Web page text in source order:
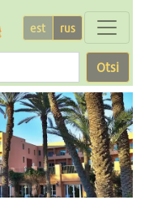
est rus
Otsi